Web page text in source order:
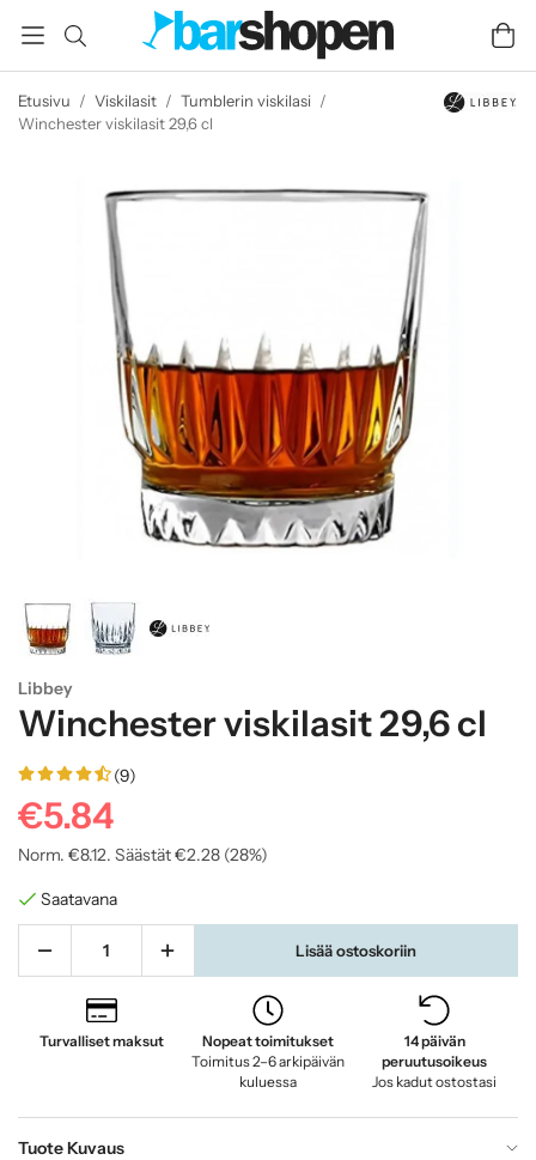
Etusivu / Viskilasit / Tumblerin viskilasi /
Winchester viskilasit 29,6 cl
Libbey
Winchester viskilasit 29,6 cl
(9)
€5.84
Norm. €8.12. Säästät€2.28 (28%)
Saatavana
Lisää ostoskoriin
Turvalliset maksut
Nopeat toimitukset
Toimitus 2–6 arkipäivän
kuluessa
14 päivän
peruutusoikeus
Jos kadut ostostasi
Tuote Kuvaus